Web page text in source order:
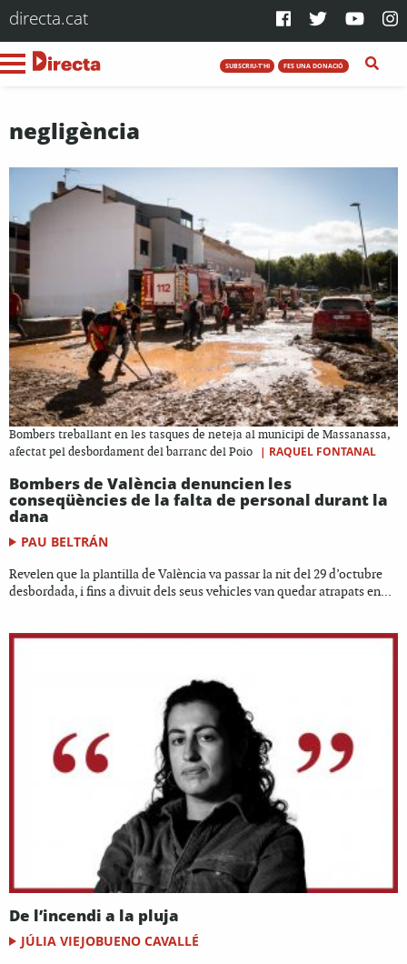
directa.cat
SUBSCRIU-T'HI FES UNA DONACIÓ
negligència
Bombers treballant en les tasques de neteja al municipi de Massanassa,
afectat pel desbordament del barranc del Poio
| RAQUEL FONTANAL
Bombers de València denuncien les
conseqüències de la falta de personal durant la
dana
PAU BELTRÁN
Revelen que la plantilla de València va passar la nit del 29 d’octubre
desbordada, i fins a divuit dels seus vehicles van quedar atrapats en...
De l’incendi a la pluja
JÚLIA VIEJOBUENO CAVALLÉ